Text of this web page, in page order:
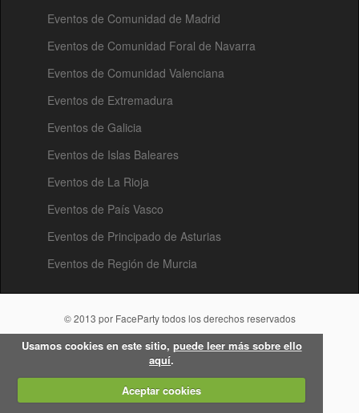
Eventos de Comunidad de Madrid
Eventos de Comunidad Foral de Navarra
Eventos de Comunidad Valenciana
Eventos de Extremadura
Eventos de Galicia
Eventos de Islas Baleares
Eventos de La Rioja
Eventos de País Vasco
Eventos de Principado de Asturias
Eventos de Región de Murcia
© 2013 por FaceParty todos los derechos reservados
Usamos cookies en este sitio, puede leer más sobre ello
aquí.
Aceptar cookies